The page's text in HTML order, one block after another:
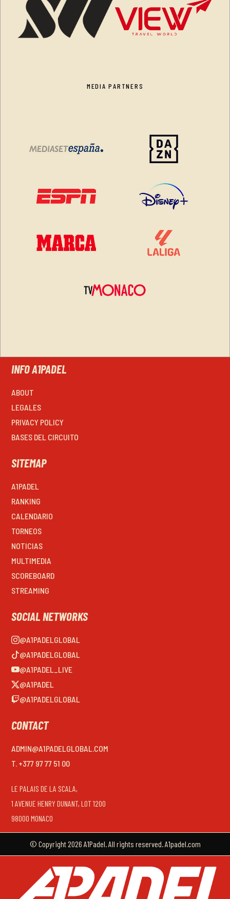
MEDIA PARTNERS
INFO A1PADEL
ABOUT
LEGALES
PRIVACY POLICY
BASES DEL CIRCUITO
SITEMAP
A1PADEL
RANKING
CALENDARIO
TORNEOS
NOTICIAS
MULTIMEDIA
SCOREBOARD
STREAMING
SOCIAL NETWORKS
@A1PADELGLOBAL
@A1PADELGLOBAL
@A1PADEL_LIVE
@A1PADEL
@A1PADELGLOBAL
CONTACT
ADMIN@A1PADELGLOBAL.COM
T. +377 97 77 51 00
LE PALAIS DE LA SCALA,
1 AVENUE HENRY DUNANT, LOT 1200
98000 MONACO
© Copyright 2026 A1Padel. All rights reserved. A1padel.com